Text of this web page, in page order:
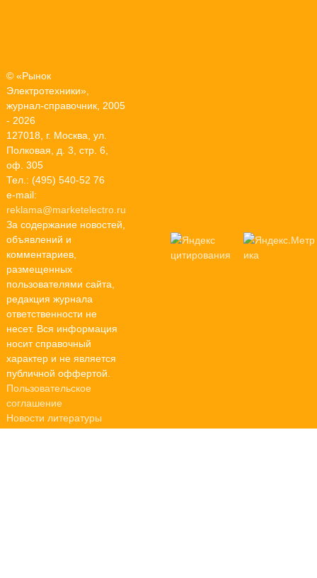
© «Рынок
Электротехники»,
журнал-справочник, 2005
- 2026
127018, г. Москва, ул.
Полковая, д. 3, стр. 6,
оф. 305
Тел.: (495) 540-52 76
e-mail:
reklama@marketelectro.ru
За содержание новостей,
объявлений и
комментариев,
размещенных
пользователями сайта,
редакция журнала
ответственности не
несет. Вся информация
носит справочный
характер и не является
публичной оффертой.
Пользовательское
соглашение
Новости литературы